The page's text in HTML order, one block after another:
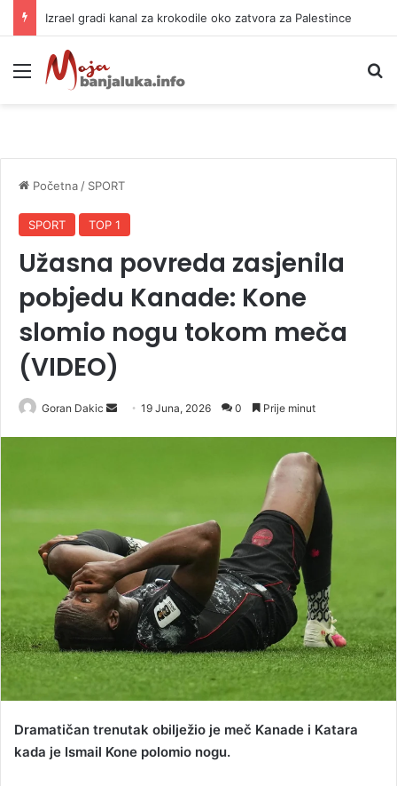
Izrael gradi kanal za krokodile oko zatvora za Palestince
Meni
Početna / SPORT
SPORT TOP 1
Užasna povreda zasjenila
pobjedu Kanade: Kone
slomio nogu tokom meča
(VIDEO)
Goran Dakic
e
m
a
i
l
19 Juna, 2026 0 Prije minut
Dramatičan trenutak obilježio je meč Kanade i Katara
kada je Ismail Kone polomio nogu.